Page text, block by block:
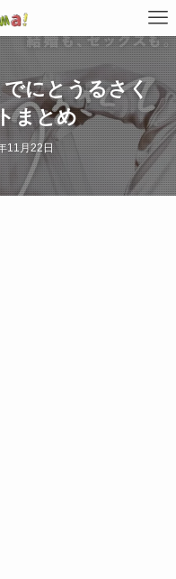
にとうるさく
まとめ
11月22日